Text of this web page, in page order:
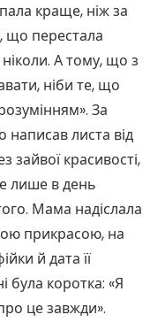
краще, ніж за
що перестала
А тому, що з
ніби те, що
За
написав листа від
зайвої красивості,
лише в день
Мама надіслала
прикрасою, на
й дата її
була коротка: «Я
це завжди».